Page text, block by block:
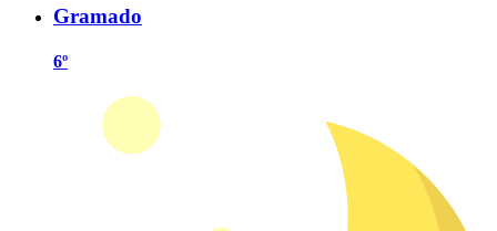
Gramado
6º